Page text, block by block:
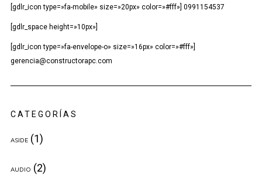
[gdlr_icon type=»fa-mobile» size=»20px» color=»#fff»] 0991154537
[gdlr_space height=»10px»]
[gdlr_icon type=»fa-envelope-o» size=»16px» color=»#fff»]
gerencia@constructorapc.com
CATEGORÍAS
ASIDE(1)
AUDIO (2)